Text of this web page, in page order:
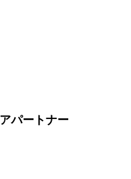
パートナー